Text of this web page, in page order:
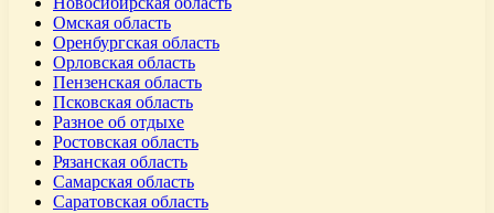
Омская область
Оренбургская область
Орловская область
Пензенская область
Псковская область
Разное об отдыхе
Ростовская область
Рязанская область
Самарская область
Саратовская область